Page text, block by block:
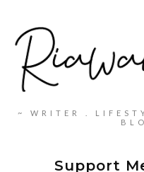
~ WRITER .
Support